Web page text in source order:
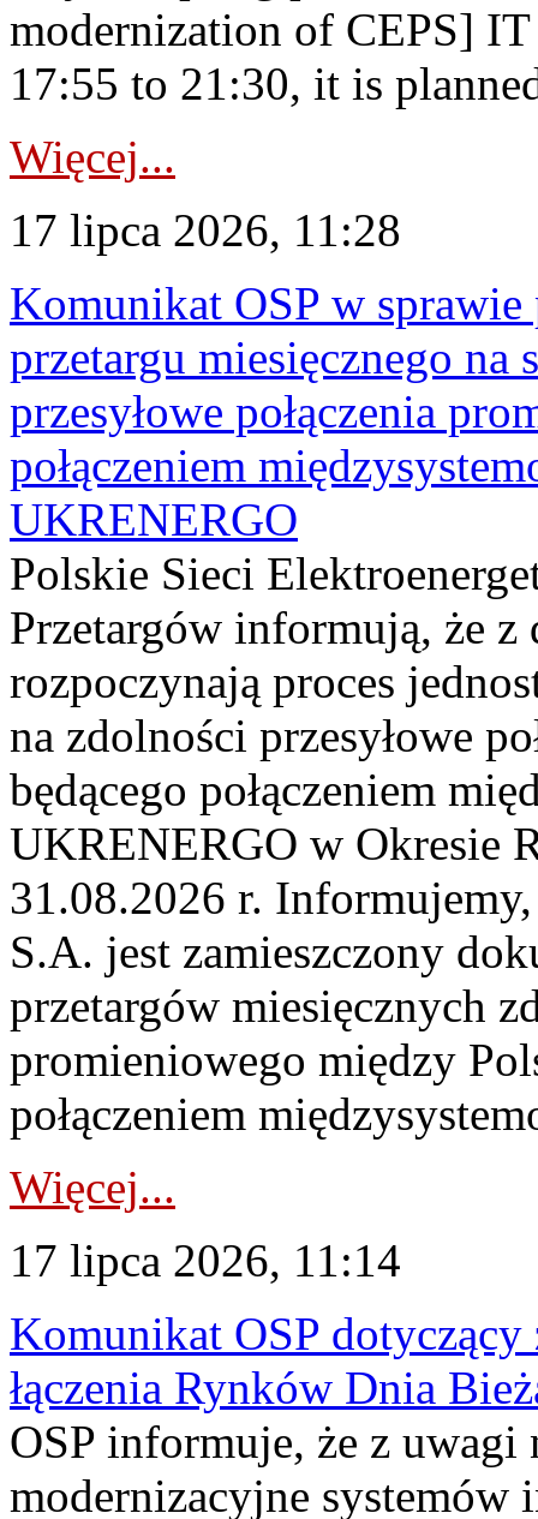
modernization of CEPS]
17:55 to 21:30, it is
Więcej...
17 lipca 2026, 11:28
Komunikat OSP w sprawie
przetargu miesięcznego
przesyłowe połączenia
połączeniem
UKRENERGO
Polskie Sieci
Przetargów informują, że
rozpoczynają proces
na zdolności przesyłowe
będącego połączeniem
UKRENERGO w Okresie
31.08.2026 r.
S.A. jest zamieszczony
przetargów miesięcznych
promieniowego między
połączeniem
Więcej...
17 lipca 2026, 11:14
Komunikat OSP dotyczący
łączenia Rynków Dnia
OSP informuje, że z uwagi
modernizacyjne systemów